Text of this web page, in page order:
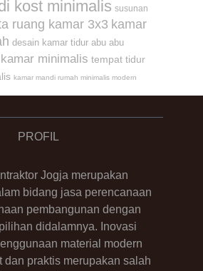
kost minimalis susunan
ruang kamar 3x3 kamar
desain kamar tidur abu abu
minimalis tempat tidur
kamar mandi rumah minimalis modern
PROFIL
Jogja merupakan
bidang jasa perencanaan
pembangunan dengan
didalamnya. Inovasi
material modern
dan praktis merupakan salah